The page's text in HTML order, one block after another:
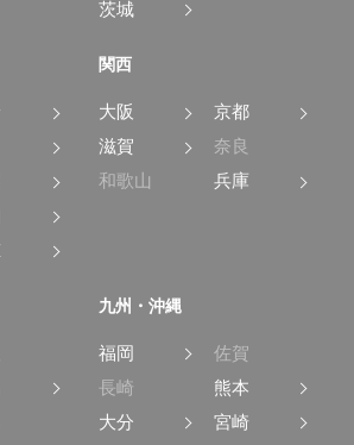
茨城
関西
大阪
京都
滋賀
奈良
和歌山
兵庫
九州・沖縄
福岡
佐賀
長崎
熊本
大分
宮崎